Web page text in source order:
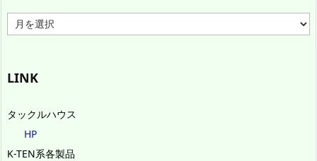
ー
ブ
LINK
タックルハウス
HP
K-TEN系各製品